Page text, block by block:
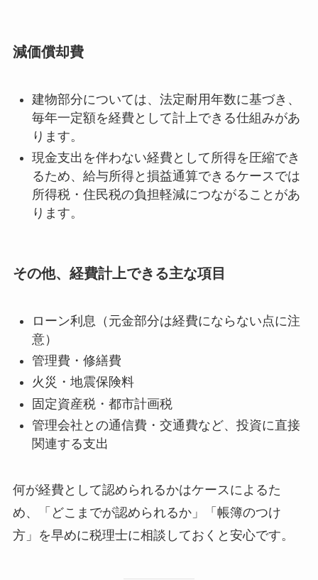
減価償却費
建物部分については、法定耐用年数に基づき、
毎年一定額を経費として計上できる仕組みがあ
ります。
現金支出を伴わない経費として所得を圧縮でき
るため、給与所得と損益通算できるケースでは
所得税・住民税の負担軽減につながることがあ
ります。
その他、経費計上できる主な項目
ローン利息（元金部分は経費にならない点に注
意）
管理費・修繕費
火災・地震保険料
固定資産税・都市計画税
管理会社との通信費・交通費など、投資に直接
関連する支出
何が経費として認められるかはケースによるた
め、「どこまでが認められるか」「帳簿のつけ
方」を早めに税理士に相談しておくと安心です。